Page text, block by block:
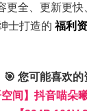
空间】抖音喵朵
曦偏爱柔和的
暖的氛围。她
如白色棉质衬
上一些小巧的饰
更全、更新更快
士打造的福利
🎯 您可能喜欢的
空间】抖音喵朵